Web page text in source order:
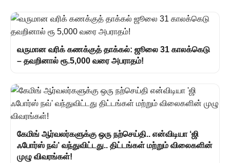
வருமான வரிக் கணக்குத் தாக்கல்: ஜூலை 31 காலக்கெடு
– தவறினால் ரூ.5,000 வரை அபராதம்!
கேமிங் ஆர்வலர்களுக்கு ஒரு நற்செய்தி.. என்விடியா ‘ஜி
ஃபோர்ஸ் நவ்’ வந்துவிட்டது.. திட்டங்கள் மற்றும் விலைகளின்
முழு விவரங்கள்!